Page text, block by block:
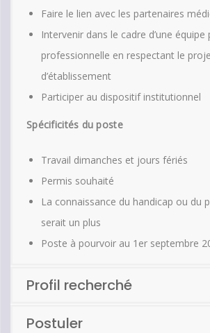
Faire le lien avec les partenaires
Intervenir dans le cadre d’une équipe
professionnelle en respectant le
d’établissement
Participer au dispositif institutionnel
Spécificités du poste
Travail dimanches et jours fériés
Permis souhaité
La connaissance du handicap ou du
serait un plus
Poste à pourvoir au 1er septembre
Profil recherché
Postuler